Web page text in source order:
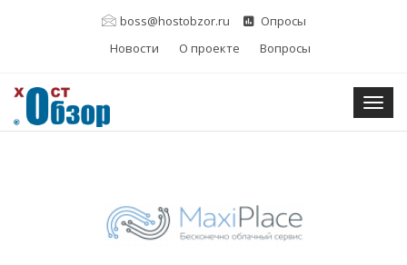
boss@hostobzor.ru
Опросы
Новости
О проекте Вопросы